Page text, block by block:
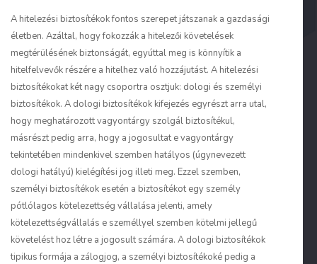
A hitelezési biztosítékok fontos szerepet játszanak a gazdasági
életben. Azáltal, hogy fokozzák a hitelezői követelések
megtérülésének biztonságát, egyúttal meg is könnyítik a
hitelfelvevők részére a hitelhez való hozzájutást. A hitelezési
biztosítékokat két nagy csoportra osztjuk: dologi és személyi
biztosítékok. A dologi biztosítékok kifejezés egyrészt arra utal,
hogy meghatározott vagyontárgy szolgál biztosítékul,
másrészt pedig arra, hogy a jogosultat e vagyontárgy
tekintetében mindenkivel szemben hatályos (úgynevezett
dologi hatályú) kielégítési jog illeti meg. Ezzel szemben,
személyi biztosítékok esetén a biztosítékot egy személy
pótlólagos kötelezettség vállalása jelenti, amely
kötelezettségvállalás e személlyel szemben kötelmi jellegű
követelést hoz létre a jogosult számára. A dologi biztosítékok
tipikus formája a zálogjog, a személyi biztosítékoké pedig a